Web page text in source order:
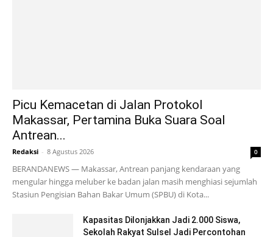
Picu Kemacetan di Jalan Protokol
Makassar, Pertamina Buka Suara Soal
Antrean...
Redaksi - 8 Agustus 2026 0
BERANDANEWS — Makassar, Antrean panjang kendaraan yang
mengular hingga meluber ke badan jalan masih menghiasi sejumlah
Stasiun Pengisian Bahan Bakar Umum (SPBU) di Kota...
Kapasitas Dilonjakkan Jadi 2.000 Siswa,
Sekolah Rakyat Sulsel Jadi Percontohan